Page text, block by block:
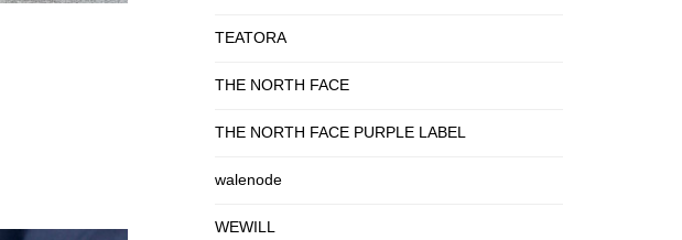
TEATORA
THE NORTH FACE
THE NORTH FACE PURPLE LABEL
walenode
WEWILL